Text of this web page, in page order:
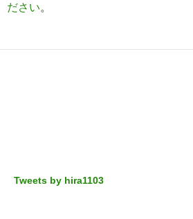
ださい。
Tweets by hira1103